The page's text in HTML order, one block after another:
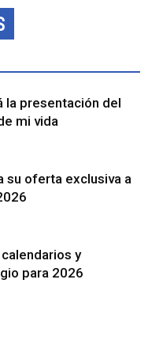
la presentación del
mi vida
su oferta exclusiva a
y
para 2026